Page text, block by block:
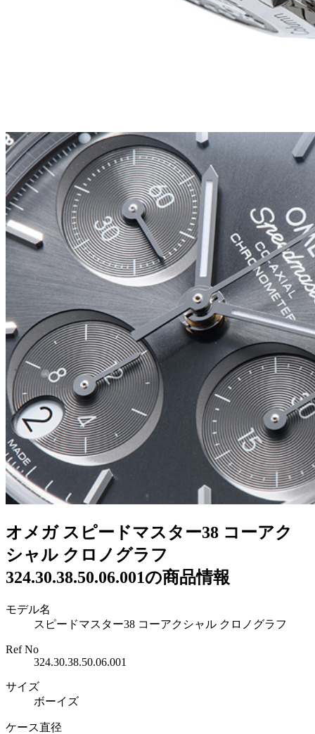
オメガ スピードマスター38 コーアク
シャル クロノグラフ
324.30.38.50.06.001の商品情報
モデル名
スピードマスター38 コーアクシャル クロノグラフ
Ref No
324.30.38.50.06.001
サイズ
ボーイズ
ケース直径